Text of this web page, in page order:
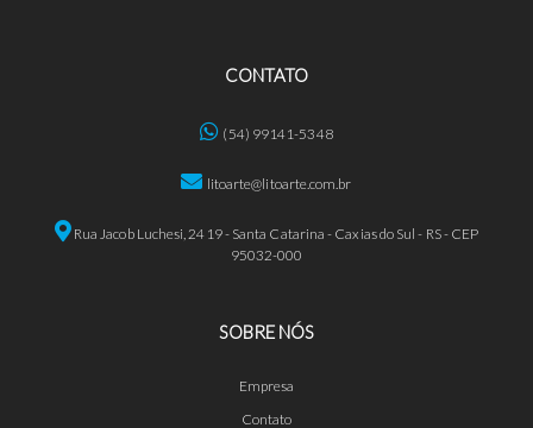
CONTATO
(54) 99141-5348
litoarte@litoarte.com.br
Rua Jacob Luchesi, 2419 - Santa Catarina - Caxias do Sul - RS - CEP
95032-000
SOBRE NÓS
Empresa
Contato